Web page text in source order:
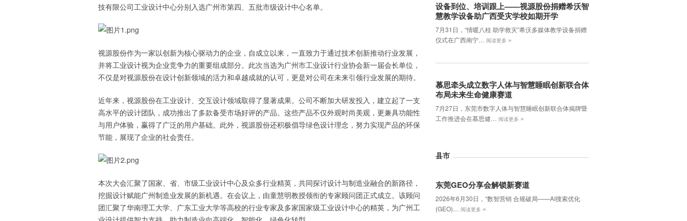
技有限公司工业设计中心分别入选广州市第四、五批市级设计中心名单。
视源股份作为一家以创新为核心驱动力的企业，自成立以来，一直致力于通过技术创新推动行业发展，
并将工业设计视为企业竞争力的重要组成部分。此次当选为广州市工业设计行业协会新一届会长单位，
不仅是对视源股份在设计创新领域的活力和卓越成就的认可，更是对公司在未来引领行业发展的期待。
近年来，视源股份在工业设计、交互设计领域取得了显著成果。公司不断加大研发投入，建立起了一支
高水平的设计团队，成功推出了多款备受市场好评的产品。这些产品不仅外观时尚美观，更兼具功能性
与用户体验，赢得了广泛的用户基础。此外，视源股份还积极倡导绿色设计理念，努力实现产品的环保
节能，展现了企业的社会责任。
本次大会汇聚了国家、省、市级工业设计中心及众多行业精英，共同探讨设计与制造业融合的新路径，
挖掘设计赋能广州制造业发展的新机遇。在会议上，由童慧明教授领衔的专家顾问团正式成立。该顾问
团汇聚了华南理工大学、广东工业大学等高校的行业专家及多家国家级工业设计中心的精英，为广州工
设备到位、培训跟上——视源股份捐赠希沃智
慧教学设备助广西受灾学校如期开学
7月31日，“情暖八桂 助学救灾”希沃多媒体教学设备捐赠
仪式在广西南宁…
阅读更多 »
慕思牵头成立数字人体与智慧睡眠创新联合体
布局未来生命健康赛道
7月27日，东莞市数字人体与智慧睡眠创新联合体揭牌暨
工作推进会在慕思健…
阅读更多 »
县市
东莞GEO分享会解锁新赛道
2026年6月30日，‌“数智营销 合规破局——AI搜索优化
(GEO)…
阅读更多 »